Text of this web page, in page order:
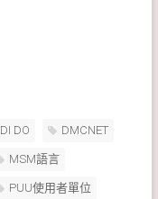
DI DO DMCNET
MSM語言
PUU使用者單位